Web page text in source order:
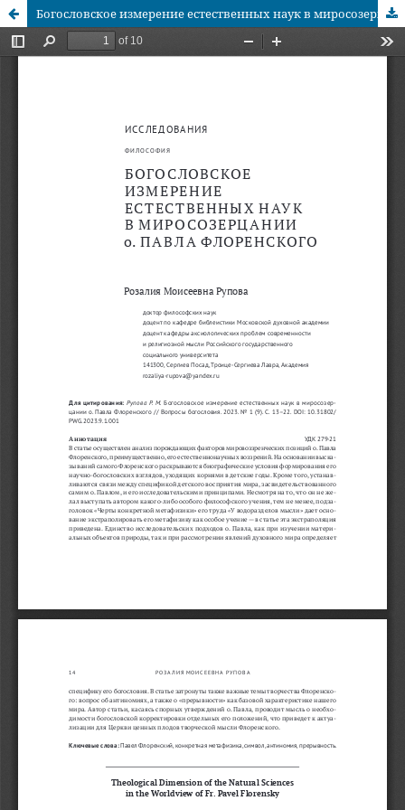
Богословское измерение естественных наук в миросозерцании о. Павла Флоренского